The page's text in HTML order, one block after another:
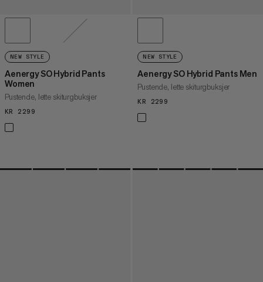
NEW STYLE
Aenergy SO Hybrid Pants
Women
Pustende, lette skiturgbuksjer
KR 2299
NEW STYLE
Aenergy SO Hybrid Pants Men
Pustende, lette skiturgbuksjer
KR 2299